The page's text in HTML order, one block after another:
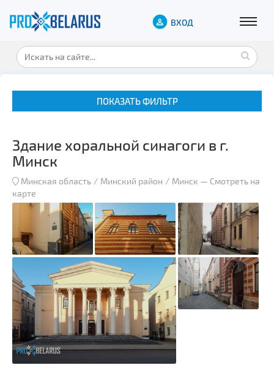
ВХОД
ПОКАЗАТЬ ФИЛЬТР
Музеи
Замки и дворцы
Военная история
Гражданская архитектура
Спортивные сооружения
Производства
Ратуши
Родовые усадьбы
Садово-парковая архитектура
Здание хоральной синагоги в г.
Минск
Минская область Минский район Минск — Смотреть на
карте